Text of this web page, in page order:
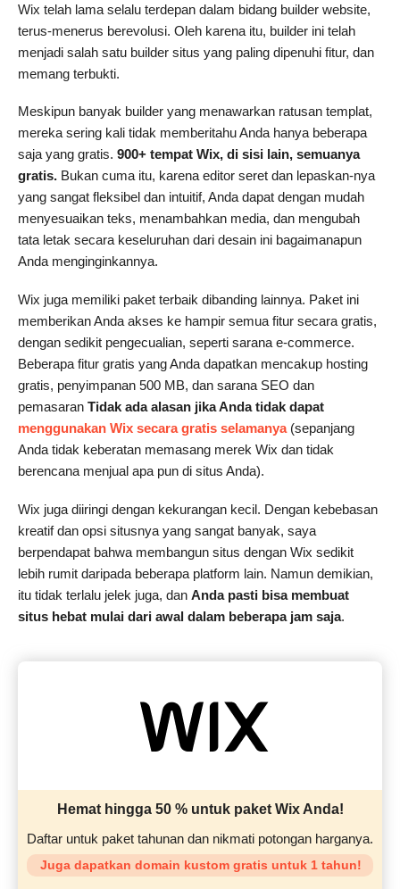
Wix telah lama selalu terdepan dalam bidang builder website,
terus-menerus berevolusi. Oleh karena itu, builder ini telah
menjadi salah satu builder situs yang paling dipenuhi fitur, dan
memang terbukti.
Meskipun banyak builder yang menawarkan ratusan templat,
mereka sering kali tidak memberitahu Anda hanya beberapa
saja yang gratis. 900+ tempat Wix, di sisi lain, semuanya
gratis. Bukan cuma itu, karena editor seret dan lepaskan-nya
yang sangat fleksibel dan intuitif, Anda dapat dengan mudah
menyesuaikan teks, menambahkan media, dan mengubah
tata letak secara keseluruhan dari desain ini bagaimanapun
Anda menginginkannya.
Wix juga memiliki paket terbaik dibanding lainnya. Paket ini
memberikan Anda akses ke hampir semua fitur secara gratis,
dengan sedikit pengecualian, seperti sarana e-commerce.
Beberapa fitur gratis yang Anda dapatkan mencakup hosting
gratis, penyimpanan 500 MB, dan sarana SEO dan
pemasaran Tidak ada alasan jika Anda tidak dapat
menggunakan Wix secara gratis selamanya(sepanjang
Anda tidak keberatan memasang merek Wix dan tidak
berencana menjual apa pun di situs Anda).
Wix juga diiringi dengan kekurangan kecil. Dengan kebebasan
kreatif dan opsi situsnya yang sangat banyak, saya
berpendapat bahwa membangun situs dengan Wix sedikit
lebih rumit daripada beberapa platform lain. Namun demikian,
itu tidak terlalu jelek juga, dan Anda pasti bisa membuat
situs hebat mulai dari awal dalam beberapa jam saja.
Hemat hingga 50 % untuk paket Wix Anda!
Daftar untuk paket tahunan dan nikmati potongan harganya.
Juga dapatkan domain kustom gratis untuk 1 tahun!